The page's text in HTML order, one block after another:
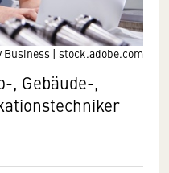
Business | stock.adobe.com
, Gebäude-,